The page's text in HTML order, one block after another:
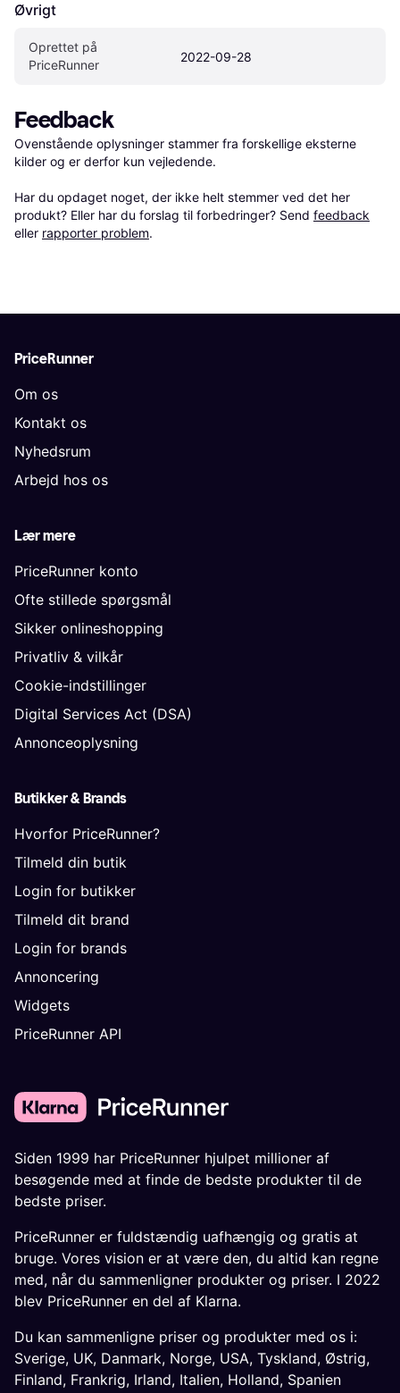
Øvrigt
Oprettet på
PriceRunner
2022-09-28
Feedback
Ovenstående oplysninger stammer fra forskellige eksterne
kilder og er derfor kun vejledende.
Har du opdaget noget, der ikke helt stemmer ved det her
produkt? Eller har du forslag til forbedringer? Send feedback
eller rapporter problem.
PriceRunner
Om os
Kontakt os
Nyhedsrum
Arbejd hos os
Lær mere
PriceRunner konto
Ofte stillede spørgsmål
Sikker onlineshopping
Privatliv & vilkår
Cookie-indstillinger
Digital Services Act (DSA)
Annonceoplysning
Butikker & Brands
Hvorfor PriceRunner?
Tilmeld din butik
Login for butikker
Tilmeld dit brand
Login for brands
Annoncering
Widgets
PriceRunner API
Siden 1999 har PriceRunner hjulpet millioner af
besøgende med at finde de bedste produkter til de
bedste priser.
PriceRunner er fuldstændig uafhængig og gratis at
bruge. Vores vision er at være den, du altid kan regne
med, når du sammenligner produkter og priser. I 2022
blev PriceRunner en del af Klarna.
Du kan sammenligne priser og produkter med os i:
Sverige, UK, Danmark, Norge, USA, Tyskland, Østrig,
Finland, Frankrig, Irland, Italien, Holland, Spanien